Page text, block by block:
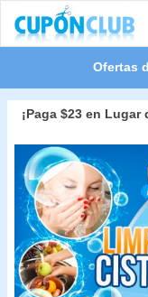
Ofertas
¡Paga $23 en